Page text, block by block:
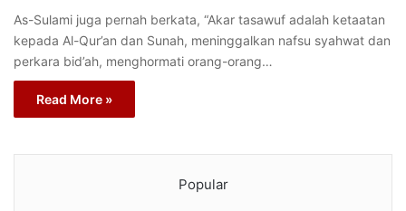
As-Sulami juga pernah berkata, “Akar tasawuf adalah ketaatan
kepada Al-Qur’an dan Sunah, meninggalkan nafsu syahwat dan
perkara bid’ah, menghormati orang-orang…
Read More »
Popular